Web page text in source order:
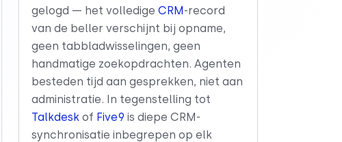
gelogd — het volledige CRM-record
van de beller verschijnt bij opname,
geen tabbladwisselingen, geen
handmatige zoekopdrachten. Agenten
besteden tijd aan gesprekken, niet aan
administratie. In tegenstelling tot
Talkdesk of Five9 is diepe CRM-
synchronisatie inbegrepen op elk